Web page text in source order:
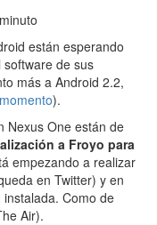
están esperando
de sus
más a Android 2.2,
).
Nexus One están de
a Froyo para
empezando a realizar
en Twitter) y en
Como de
Air).